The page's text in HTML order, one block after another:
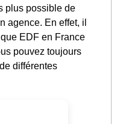
plus possible de
agence. En effet, il
EDF en France
pouvez toujours
différentes